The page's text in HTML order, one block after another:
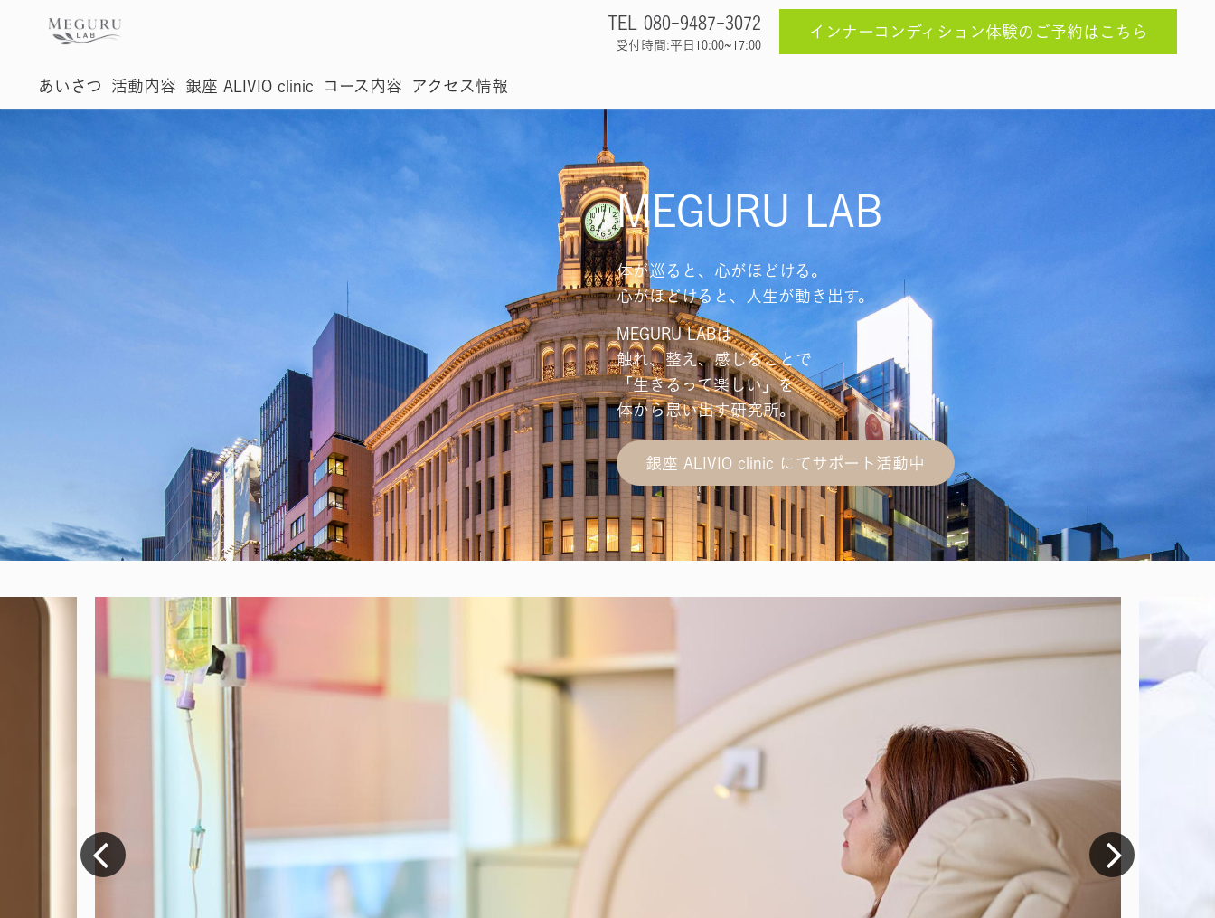
TEL 080-9487-3072
受付時間:平日10:00~17:00
インナーコンディション体験のご予約はこちら
あいさつ 活動内容 銀座 ALIVIO clinic コース内容 アクセス情報
MEGURU LAB
体が巡ると、心がほどける。
心がほどけると、人生が動き出す。
MEGURU LABは
触れ、整え、感じることで
「生きるって楽しい」を
体から思い出す研究所。
銀座 ALIVIO clinic にてサポート活動中